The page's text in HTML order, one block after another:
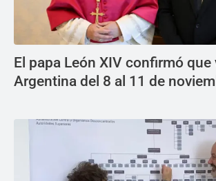
El papa León XIV confirmó que
Argentina del 8 al 11 de